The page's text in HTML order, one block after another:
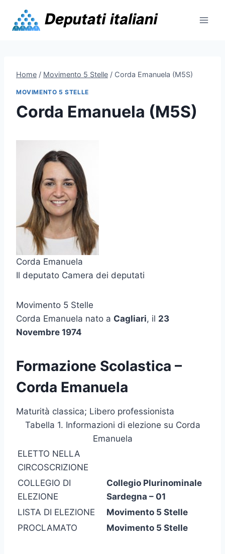
content
Home / Movimento 5 Stelle / Corda Emanuela (M5S)
MOVIMENTO 5 STELLE
Corda Emanuela (M5S)
Corda Emanuela
Il deputato Camera dei deputati
Movimento 5 Stelle
Corda Emanuela nato a Cagliari, il 23
Novembre 1974
Formazione Scolastica –
Corda Emanuela
Maturità classica; Libero professionista
Tabella 1. Informazioni di elezione su Corda
Emanuela
ELETTO NELLA
CIRCOSCRIZIONE
COLLEGIO DI
ELEZIONE
Collegio Plurinominale
Sardegna – 01
LISTA DI ELEZIONE
Movimento 5 Stelle
PROCLAMATO
Movimento 5 Stelle